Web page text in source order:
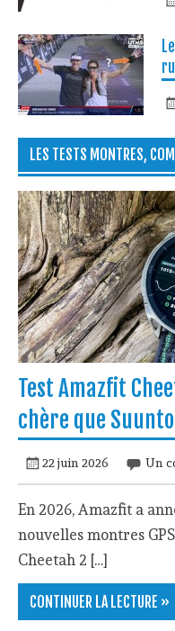
LES TESTS MONTRES,
Test Amazfit
chère que Suunto
22 juin 2026 Un
En 2026, Amazfit a
nouvelles montres
Cheetah 2 […]
CONTINUER LA LECTURE »